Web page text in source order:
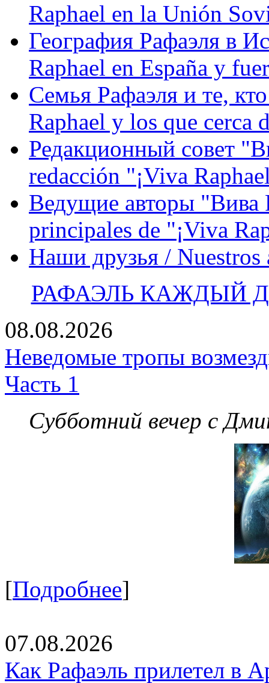
Raphael en la Unión
География Рафаэля в
Raphael en España y
Семья Рафаэля и те,
Raphael y los que cerca
Редакционный совет
redacción "¡Viva
Ведущие авторы "Вива
principales de "¡Viva
Наши друзья / Nuestros
РАФАЭЛЬ КАЖДЫЙ
08.08.2026
Неведомые тропы
Часть 1
Субботний вечер с
[Подробнее]
07.08.2026
Как Рафаэль прилетел в